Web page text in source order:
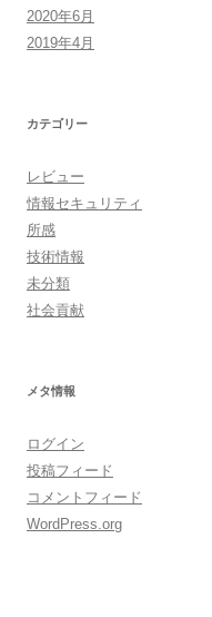
2020年6月
2019年4月
カテゴリー
レビュー
情報セキュリティ
所感
技術情報
未分類
社会貢献
メタ情報
ログイン
投稿フィード
コメントフィード
WordPress.org